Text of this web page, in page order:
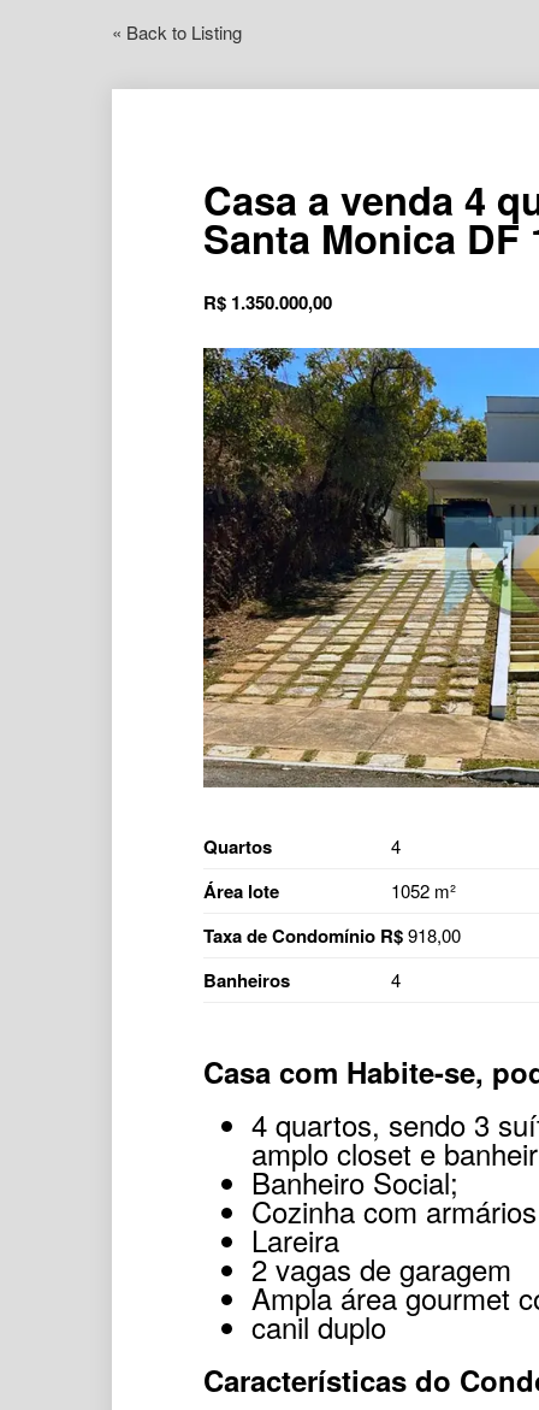
« Back to Listing
Casa a venda 4
Santa Monica
R$ 1.350.000,00
Quartos 4
Área lote 1052 m²
Taxa de Condomínio R$ 918,00
Banheiros 4
Casa com Habite-se,
4 quartos, sendo 3
amplo closet e
Banheiro Social;
Cozinha com armários
Lareira
2 vagas de garagem
Ampla área gourmet
canil duplo
Características do